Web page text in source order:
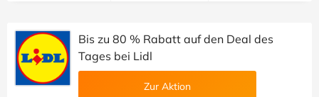
Bis zu 80 % Rabatt auf den Deal des
Tages bei Lidl
Zur Aktion